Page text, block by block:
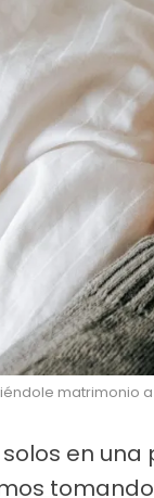
matrimonio a
solos en